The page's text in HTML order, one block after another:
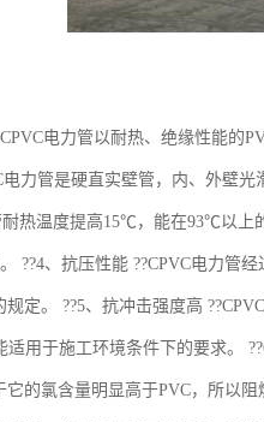
电力管以耐热、绝缘性能的
电力管是硬直实壁管，内、外壁
热温度提高15℃，能在93℃以上
??4、抗压性能 ??CPVC电力管
规定。 ??5、抗冲击强度高
适用于施工环境条件下的要求。
它的氯含量明显高于PVC，所以